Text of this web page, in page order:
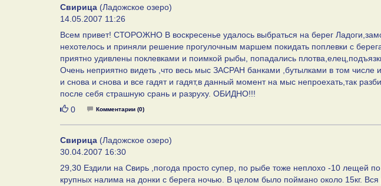
Свирица (Ладожское озеро)
14.05.2007 11:26
Всем привет! СТОРОЖНО В воскресенье удалось выбраться на берег
нехотелось и приняли решение прогулочным маршем покидать поплевки с
приятно удивлены поклевками и поимкой рыбы, попадались
Очень неприятно видеть ,что весь мыс ЗАСРАН банками ,бутылками в том
и снова и снова и все гадят и гадят,в данный момент на мыс непроехать,так
после себя страшную срань и разруху. ОБИДНО!!!
Нравится
0 Комментарии (0)
Свирица (Ладожское озеро)
30.04.2007 16:30
29,30 Ездили на Свирь ,погода просто супер, по рыбе тоже неплохо -10 лещей
крупных налима на донки с берега ночью. В целом было поймано около 15кг.